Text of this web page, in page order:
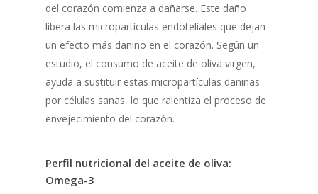
del corazón comienza a dañarse. Este daño
libera las micropartículas endoteliales que dejan
un efecto más dañino en el corazón. Según un
estudio, el consumo de aceite de oliva virgen,
ayuda a sustituir estas micropartículas dañinas
por células sanas, lo que ralentiza el proceso de
envejecimiento del corazón.
Perfil nutricional del aceite de oliva:
Omega-3